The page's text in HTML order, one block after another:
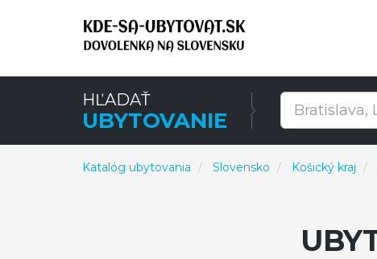
HĽADAŤ
UBYTOVANIE
Katalóg ubytovania Slovensko Košický kraj